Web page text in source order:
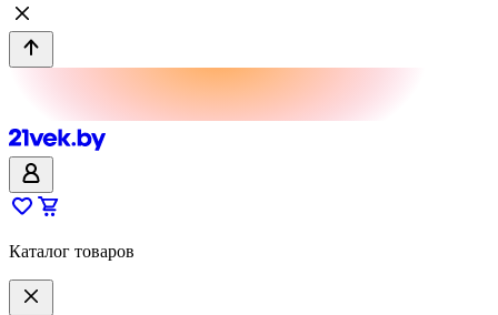
Каталог товаров